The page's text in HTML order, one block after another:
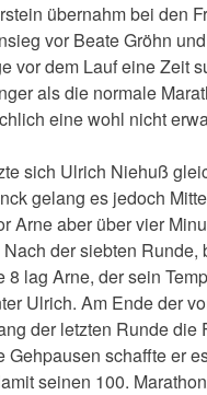
übernahm bei den
vor Beate Gröhn
vor dem Lauf eine Zeit
als die normale
eine wohl nicht
sich Ulrich Niehuß
gelang es jedoch
Arne aber über vier
der siebten
8 lag Arne, der sein
Ulrich. Am Ende der
der letzten Runde
Gehpausen schaffte er
seinen 100.